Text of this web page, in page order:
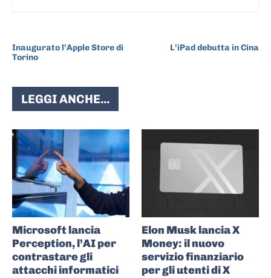
Inaugurato l’Apple Store di
Torino
L’iPad debutta in Cina
LEGGI ANCHE...
Microsoft lancia
Perception, l’AI per
contrastare gli
attacchi informatici
Elon Musk lancia X
Money: il nuovo
servizio finanziario
per gli utenti di X